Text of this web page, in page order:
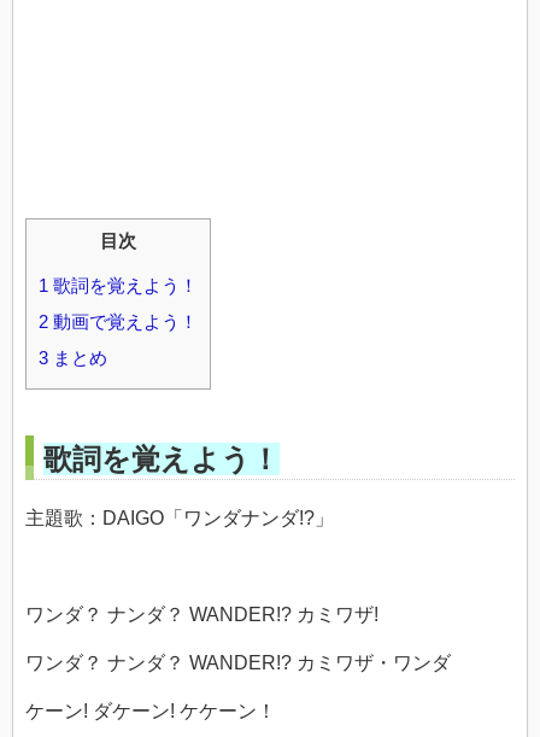
目次
1 歌詞を覚えよう！
2 動画で覚えよう！
3 まとめ
歌詞を覚えよう！
主題歌：DAIGO「ワンダナンダ!?」
ワンダ？ ナンダ？ WANDER!? カミワザ!
ワンダ？ ナンダ？ WANDER!? カミワザ・ワンダ
ケーン! ダケーン! ケケーン！